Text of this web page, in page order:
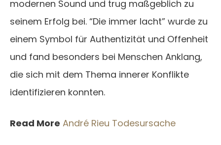
modernen Sound und trug maßgeblich zu
seinem Erfolg bei. “Die immer lacht” wurde zu
einem Symbol für Authentizität und Offenheit
und fand besonders bei Menschen Anklang,
die sich mit dem Thema innerer Konflikte
identifizieren konnten.
Read More André Rieu Todesursache